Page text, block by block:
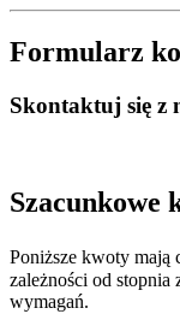
Formularz
Skontaktuj się z
Szacunkowe
Poniższe kwoty
zależności od stopnia
wymagań.